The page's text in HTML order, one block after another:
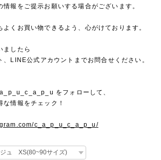
情報をご提示お願いする場合がございます。
よくお買い物できるよう、心がけております。
ましたら
、LINE公式アカウントまでお問合せください。
をフォローして、
情報をチェック！
c_a_p_u_c_a_p_u/